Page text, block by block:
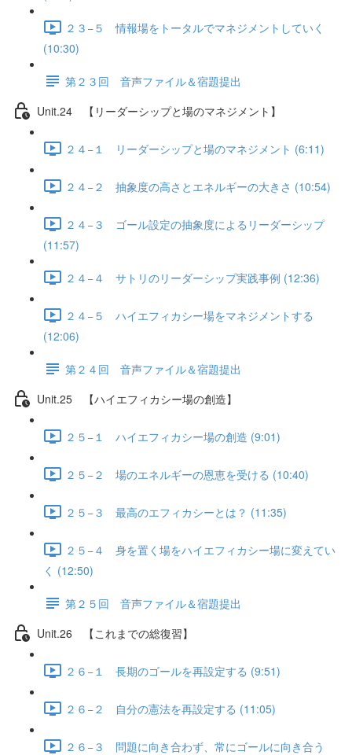
２３−５ 情報場をトータルでマネジメントしていく
(10:30)
第２３回 音声ファイル＆宿題提出
Unit.24 【リーダーシップと場のマネジメント】
２４−１ リーダーシップと場のマネジメント (6:11)
２４−２ 抽象度の高さとエネルギーの大きさ (10:54)
２４−３ ゴール設定の抽象度によるリーダーシップ
(11:57)
２４−４ サトリのリーダーシップ実践事例 (12:36)
２４−５ ハイエフィカシー場をマネジメントする
(12:06)
第２４回 音声ファイル＆宿題提出
Unit.25 【ハイエフィカシー場の創造】
２５−１ ハイエフィカシー場の創造 (9:01)
２５−２ 場のエネルギーの恩恵を受ける (10:40)
２５−３ 最高のエフィカシーとは？ (11:35)
２５−４ 身を置く場をハイエフィカシー場に変えてい
く (12:50)
第２５回 音声ファイル＆宿題提出
Unit.26 【これまでの総復習】
２６−１ 長期のゴールを再設定する (9:51)
２６−２ 自分の憲法を再設定する (11:05)
２６−３ 問題に向き合わず、常にゴールに向き合う